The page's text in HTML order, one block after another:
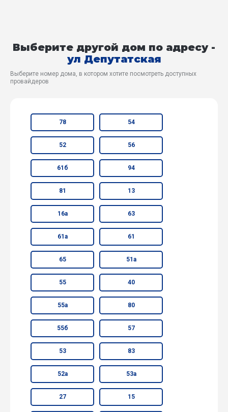
Выберите другой дом по адресу -
ул Депутатская
Выберите номер дома, в котором хотите посмотреть доступных
провайдеров
78 54
52 56
61б 94
81 13
16а 63
61а 61
65 51а
55 40
55а 80
55б 57
53 83
52а 53а
27 15